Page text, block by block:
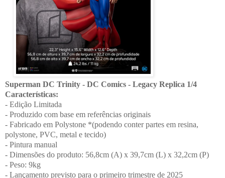
Superman DC Trinity - DC Comics - Legacy Replica 1/4
Características:
- Edição Limitada
- Produzido com base em referências originais
- Fabricado em Polystone *(podendo conter partes em resina,
polystone, PVC, metal e tecido)
- Pintura manual
- Dimensões do produto: 56,8cm (A) x 39,7cm (L) x 32,2cm (P)
- Peso: 9kg
- Lançamento previsto para o primeiro trimestre de 2025